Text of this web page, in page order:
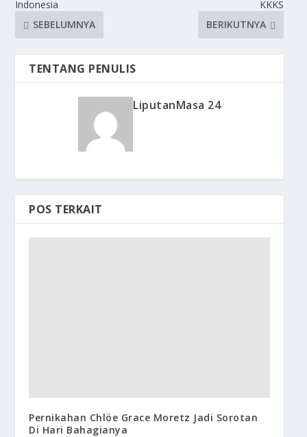
Indonesia
SEBELUMNYA
KKKS
BERIKUTNYA
TENTANG PENULIS
LiputanMasa 24
POS TERKAIT
Pernikahan Chlöe Grace Moretz Jadi Sorotan
Di Hari Bahagianya